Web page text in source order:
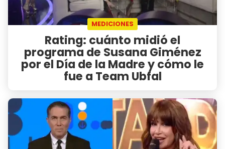
MEDICIONES
Rating: cuánto midió el
programa de Susana Giménez
por el Día de la Madre y cómo le
fue a Team Ubfal